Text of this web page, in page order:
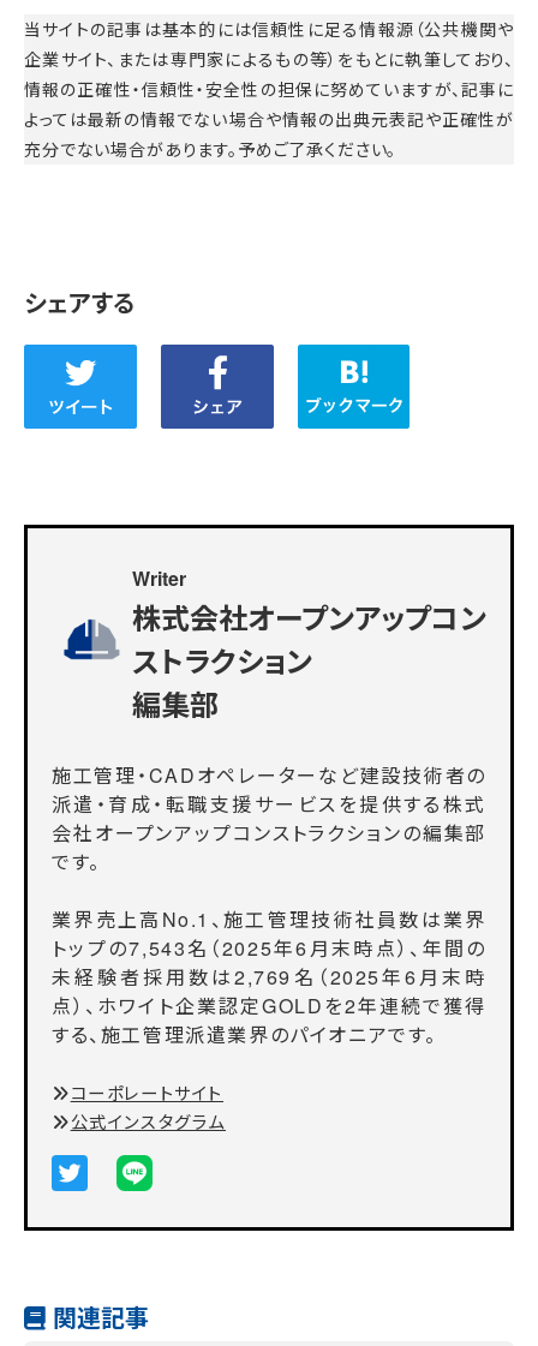
当サイトの記事は基本的には信頼性に足る情報源（公共機関や
企業サイト、または専門家によるもの等）をもとに執筆しており、
情報の正確性・信頼性・安全性の担保に努めていますが、記事に
よっては最新の情報でない場合や情報の出典元表記や正確性が
充分でない場合があります。予めご了承ください。
シェアする
Writer
株式会社オープンアップコン
ストラクション
編集部
施工管理・CADオペレーターなど建設技術者の
派遣・育成・転職支援サービスを提供する株式
会社オープンアップコンストラクションの編集部
です。
業界売上高No.1、施工管理技術社員数は業界
トップの7,543名（2025年6月末時点）、年間の
未経験者採用数は2,769名（2025年6月末時
点）、ホワイト企業認定GOLDを2年連続で獲得
する、施工管理派遣業界のパイオニアです。
コーポレートサイト
公式インスタグラム
関連記事